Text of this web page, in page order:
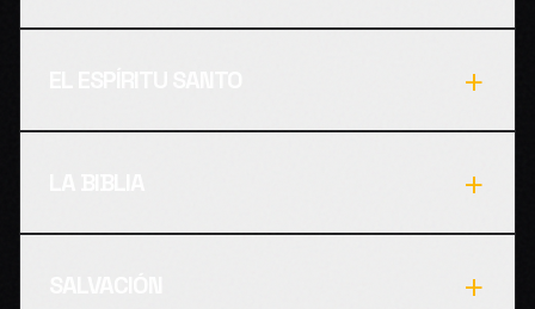
+
+
+